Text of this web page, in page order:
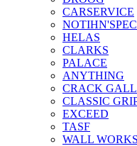
CARSERVICE
HELAS
CLARKS
PALACE
ANYTHING
CRACK
CLASSIC
EXCEED
TASF
WALL WORKS